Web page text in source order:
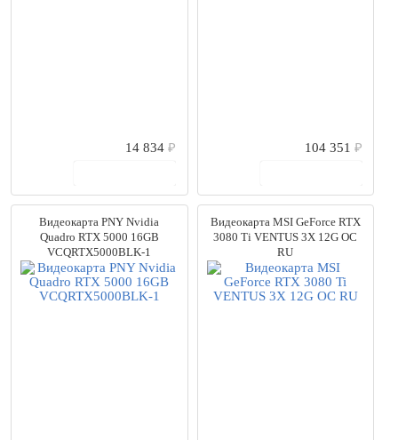
14 834₽
104 351 ₽
Видеокарта PNY Nvidia
Quadro RTX 5000 16GB
VCQRTX5000BLK-1
Видеокарта MSI GeForce RTX
3080 Ti VENTUS 3X 12G OC
RU